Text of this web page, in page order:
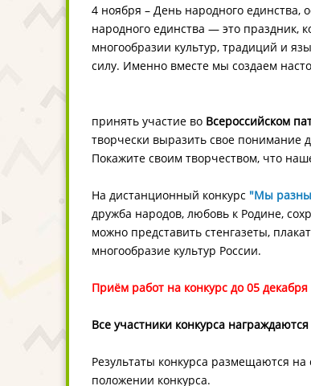
4 ноября – День народного
народного единства — это праздник,
многообразии культур, традиций и
силу. Именно вместе мы создаем
принять участие во Всероссийском
творчески выразить свое понимание
Покажите своим творчеством, что
На дистанционный конкурс "Мы
дружба народов, любовь к Родине,
можно представить стенгазеты,
многообразие культур России.
Приём работ на конкурс до 05 декабря
Все участники конкурса
Результаты конкурса размещаются на
положении конкурса.